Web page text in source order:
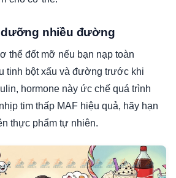
dưỡng nhiều đường
thể đốt mỡ nếu bạn nạp toàn
tinh bột xấu và đường trước khi
hormone này ức chế quá trình
tim thấp MAF hiệu quả, hãy hạn
thực phẩm tự nhiên.